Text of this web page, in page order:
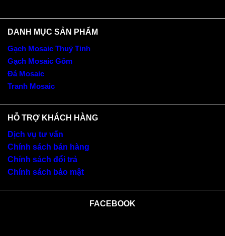
DANH MỤC SẢN PHẨM
Gạch Mosaic Thuỷ Tinh
Gạch Mosaic Gốm
Đá Mosaic
Tranh Mosaic
HỖ TRỢ KHÁCH HÀNG
Dịch vụ tư vấn
Chính sách bán hàng
Chính sách đổi trả
Chính sách bảo mật
FACEBOOK